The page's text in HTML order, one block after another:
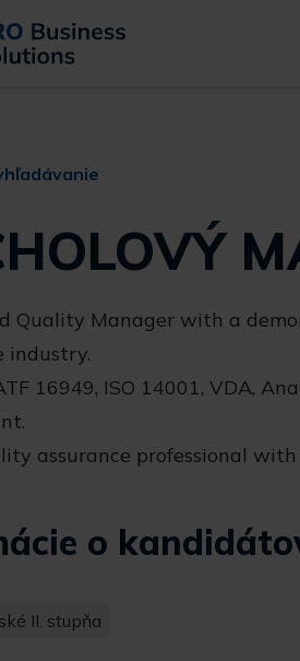
Quality Manager with a
industry.
16949, ISO 14001, VDA,
assurance professional
o
II. stupňa